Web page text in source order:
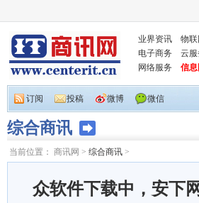
业界资讯 物联
电子商务
云服
网络服务
信息
订阅 投稿 微博 微信
综合商讯
当前位置： 商讯网 > 综合商讯 >
众软件下载中，安下